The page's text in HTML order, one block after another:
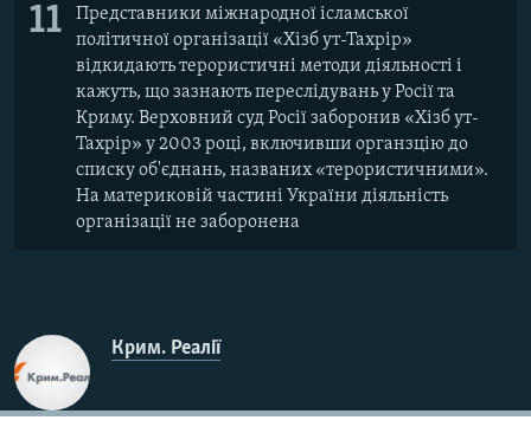
11
Представники міжнародної ісламської
політичної організації «Хізб ут-Тахрір»
відкидають терористичні методи діяльності і
кажуть, що зазнають переслідувань у Росії та
Криму. Верховний суд Росії заборонив «Хізб ут-
Тахрір» у 2003 році, включивши органзцію до
списку об'єднань, названих «терористичними».
На материковій частині України діяльність
організації не заборонена
Крим. Реалії